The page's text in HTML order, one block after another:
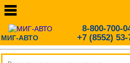
МИГ-АВТО
8-800-700-
+7 (8552) 53-